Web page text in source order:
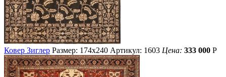
Ковер Зиглер Размер: 174х240 Артикул: 1603 Цена: 333 000 Р